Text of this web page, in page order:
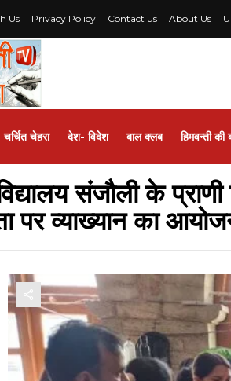
Us Privacy Policy Contact us About Us
चर्चित चेहरा देश- विदेश बाल क्लब हिमवन्ती की
संजौली के
पर व्याख्यान का